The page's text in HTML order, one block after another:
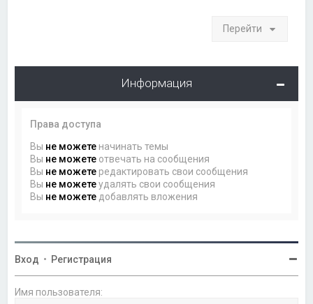
Перейти
Информация
Права доступа
Вы не можете начинать темы
Вы не можете отвечать на сообщения
Вы не можете редактировать свои сообщения
Вы не можетеудалять свои сообщения
Вы не можете добавлять вложения
Вход • Регистрация
Имя пользователя: